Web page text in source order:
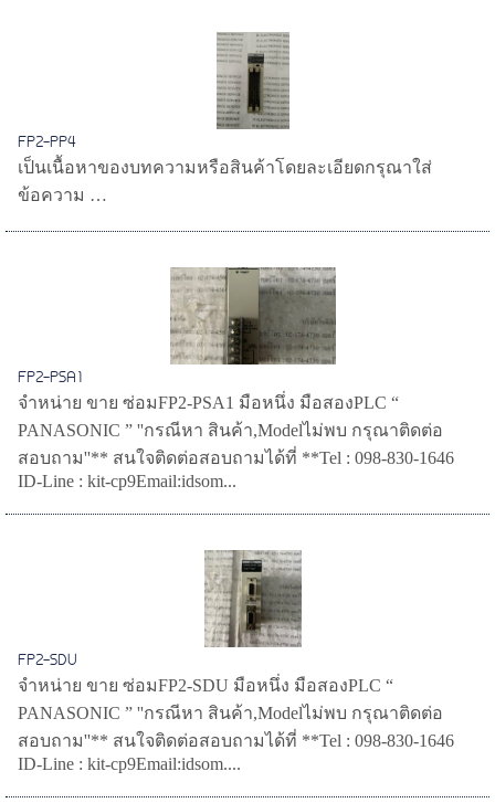
FP2-PP4
เป็นเนื้อหาของบทความหรือสินค้าโดยละเอียดกรุณาใส่
ข้อความ …
FP2-PSA1
จำหน่าย ขาย ซ่อมFP2-PSA1 มือหนึ่ง มือสองPLC “
PANASONIC ” ''กรณีหา สินค้า,Modelไม่พบ กรุณาติดต่อ
สอบถาม''** สนใจติดต่อสอบถามได้ที่ **Tel : 098-830-1646
ID-Line : kit-cp9Email:idsom...
FP2-SDU
จำหน่าย ขาย ซ่อมFP2-SDU มือหนึ่ง มือสองPLC “
PANASONIC ” ''กรณีหา สินค้า,Modelไม่พบ กรุณาติดต่อ
สอบถาม''** สนใจติดต่อสอบถามได้ที่ **Tel : 098-830-1646
ID-Line : kit-cp9Email:idsom....